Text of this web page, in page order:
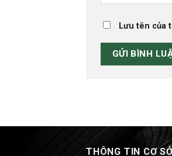
Lưu tên của
THÔNG TIN CƠ